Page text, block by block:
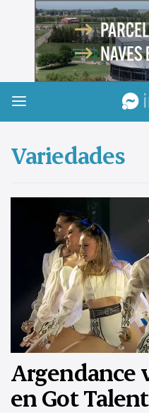
Variedades
Argendance
en Got